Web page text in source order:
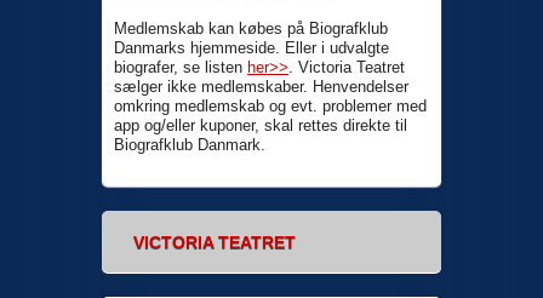
Medlemskab kan købes på Biografklub
Danmarks hjemmeside. Eller i udvalgte
biografer, se listen her>>. Victoria Teatret
sælger ikke medlemskaber. Henvendelser
omkring medlemskab og evt. problemer med
app og/eller kuponer, skal rettes direkte til
Biografklub Danmark.
VICTORIA TEATRET